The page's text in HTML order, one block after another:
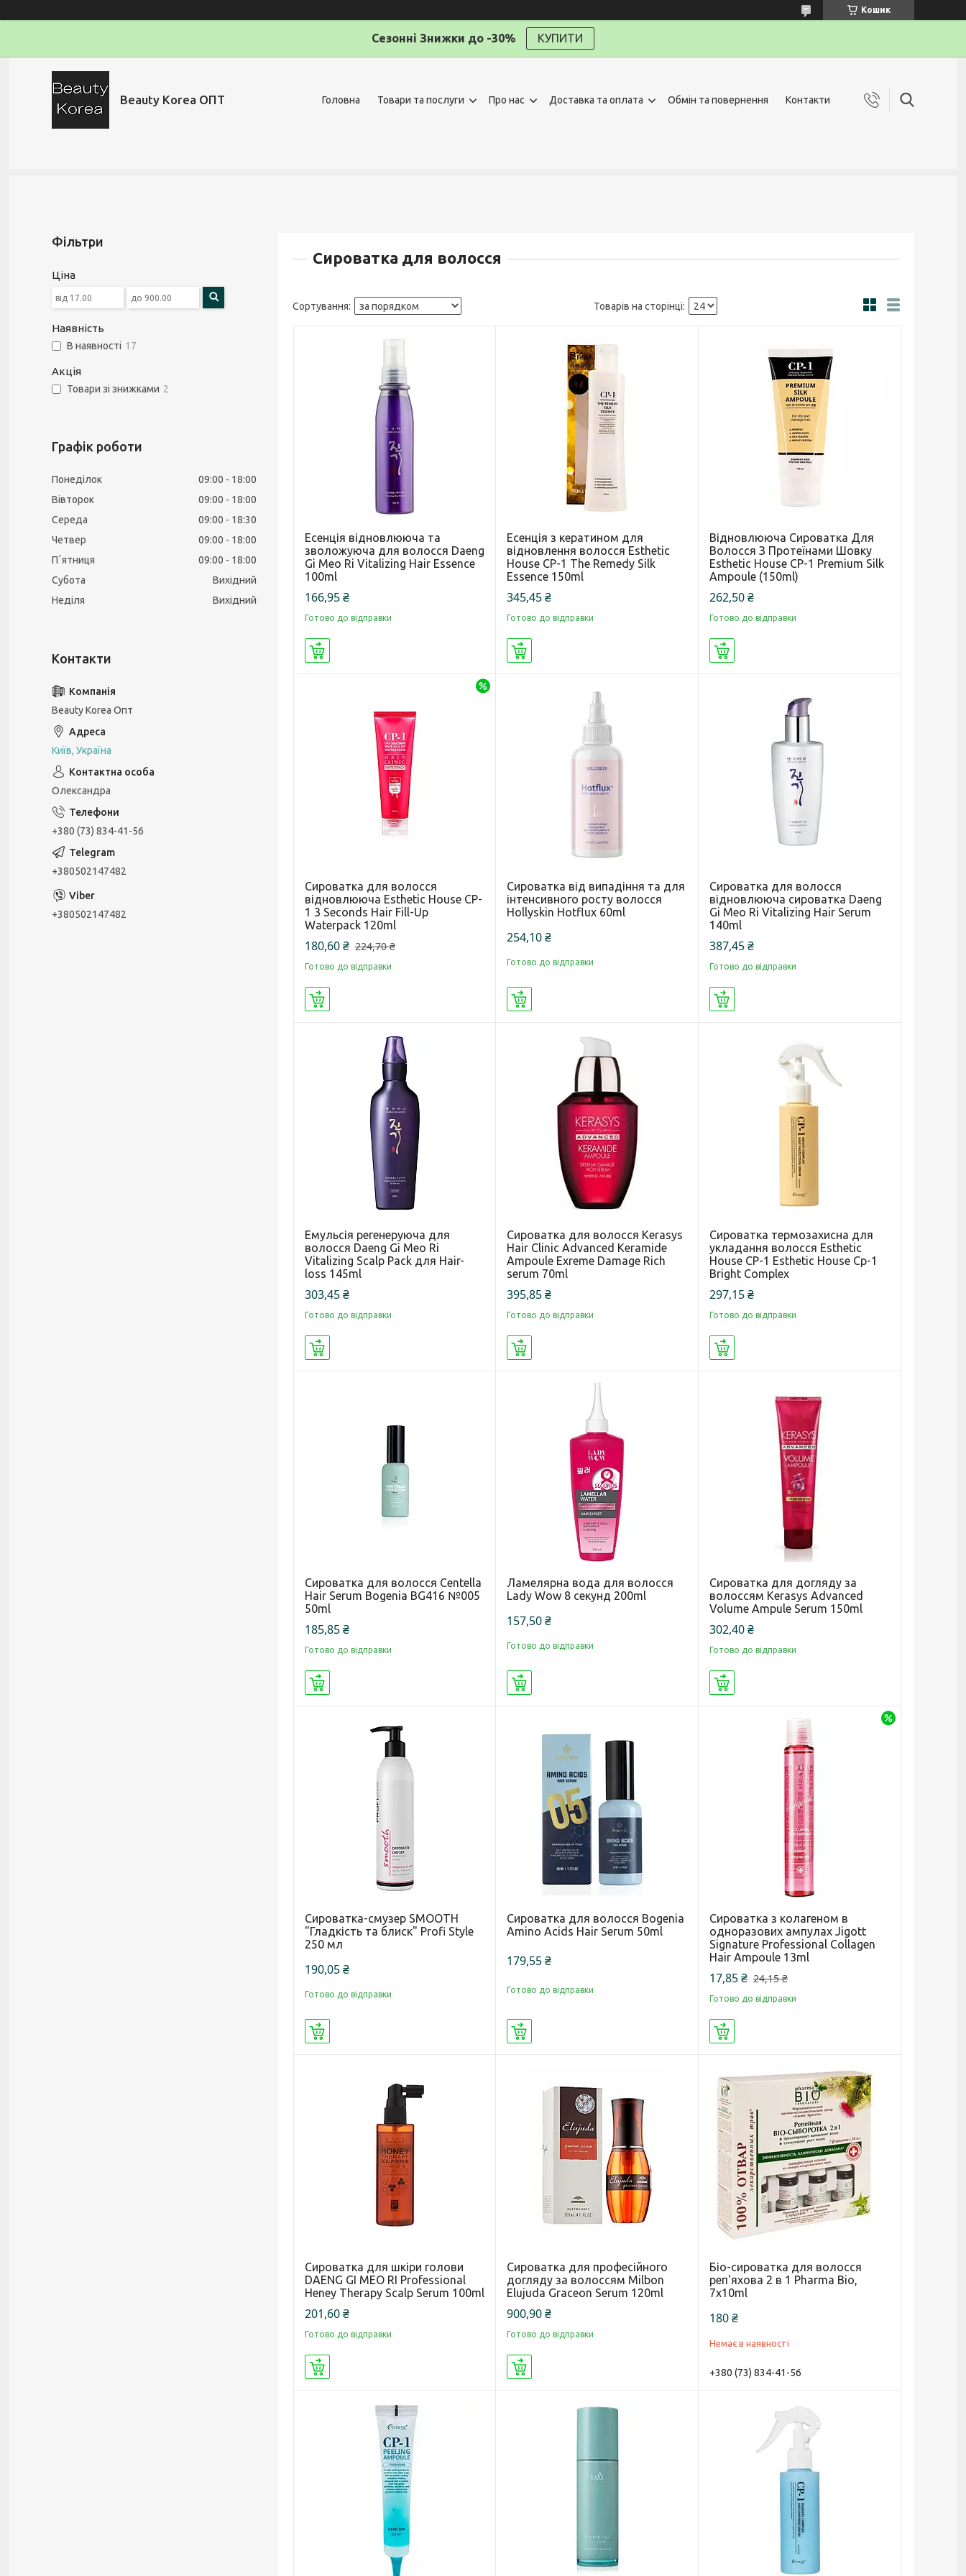
Кошик
Сезонні Знижки до -30% КУПИТИ
Beauty Korea ОПТ Головна Товари та послуги Про нас Доставка та оплата Обмін та повернення Контакти
Сироватка для волосся
Есенція відновлююча та
зволожуюча для волосся Daeng
Gi Meo Ri Vitalizing Hair Essence
100ml
166,95 ₴
Готово до відправки
Есенція з кератином для
відновлення волосся Esthetic
House CP-1 The Remedy Silk
Essence 150ml
345,45 ₴
Готово до відправки
Відновлююча Сироватка Для
Волосся З Протеїнами Шовку
Esthetic House CP-1 Premium Silk
Ampoule (150ml)
262,50 ₴
Готово до відправки
Сироватка для волосся
відновлююча Esthetic House CP-
1 3 Seconds Hair Fill-Up
Waterpack 120ml
180,60 ₴ 224,70 ₴
Готово до відправки
Сироватка від випадіння та для
інтенсивного росту волосся
Hollyskin Hotflux 60ml
254,10 ₴
Готово до відправки
Сироватка для волосся
відновлююча сироватка Daeng
Gi Meo Ri Vitalizing Hair Serum
140ml
387,45 ₴
Готово до відправки
Емульсія регенеруюча для
волосся Daeng Gi Meo Ri
Vitalizing Scalp Pack для Hair-
loss 145ml
303,45 ₴
Готово до відправки
Сироватка для волосся Kerasys
Hair Clinic Advanced Keramide
Ampoule Exreme Damage Rich
serum 70ml
395,85 ₴
Готово до відправки
Сироватка термозахисна для
укладання волосся Esthetic
House CP-1 Esthetic House Cp-1
Bright Complex
297,15 ₴
Готово до відправки
Сироватка для волосся Centella
Hair Serum Bogenia BG416 №005
50ml
185,85 ₴
Готово до відправки
Ламелярна вода для волосся
Lady Wow 8 секунд 200ml
157,50 ₴
Готово до відправки
Сироватка для догляду за
волоссям Kerasys Advanced
Volume Ampule Serum 150ml
302,40 ₴
Готово до відправки
Сироватка-смузер SMOOTH
"Гладкість та блиск" Profi Style
250 мл
190,05 ₴
Готово до відправки
Сироватка для волосся Bogenia
Amino Acids Hair Serum 50ml
179,55 ₴
Готово до відправки
Сироватка з колагеном в
одноразових ампулах Jigott
Signature Professional Collagen
Hair Ampoule 13ml
17,85 ₴ 24,15 ₴
Готово до відправки
Сироватка для шкіри голови
DAENG GI MEO RI Professional
Heney Therapy Scalp Serum 100ml
201,60 ₴
Готово до відправки
Сироватка для професійного
догляду за волоссям Milbon
Elujuda Graceon Serum 120ml
900,90 ₴
Готово до відправки
Біо-сироватка для волосся
реп'яхова 2 в 1 Pharma Bio,
7x10ml
180 ₴
Немає в наявності
+380 (73) 834-41-56
Фільтри
Ціна
Наявність
В наявності 17
Акція
Товари зі знижками 2
Графік роботи
Понеділок 09:00
18:00
Вівторок
09:00
18:00
Середа
09:00
18:30
Четвер
09:00
18:00
Пʼятниця
09:00
18:00
Субота
Вихідний
Неділя
Вихідний
Beauty Korea Опт
Київ, Україна
Олександра
+380 (73) 834-41-56
+380502147482
+380502147482